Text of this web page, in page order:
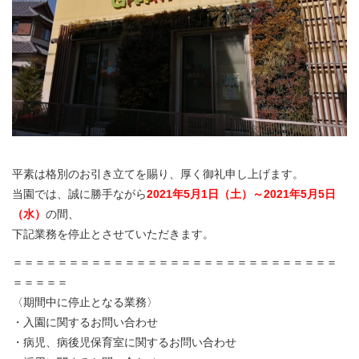
平素は格別のお引き立てを賜り、厚く御礼申し上げます。
当園では、誠に勝手ながら2021年5月1日（土）～2021年5月5日
（水） の間、
下記業務を停止とさせていただきます。
＝＝＝＝＝＝＝＝＝＝＝＝＝＝＝＝＝＝＝＝＝＝＝＝＝＝＝＝＝
＝＝＝＝＝
〈期間中に停止となる業務〉
・入園に関するお問い合わせ
・病児、病後児保育室に関するお問い合わせ